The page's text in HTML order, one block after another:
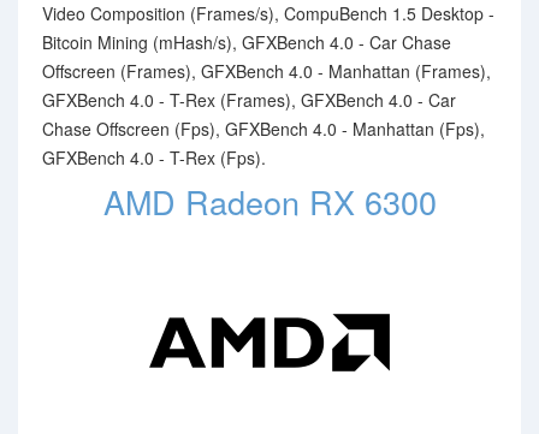
Video Composition (Frames/s), CompuBench 1.5 Desktop -
Bitcoin Mining (mHash/s), GFXBench 4.0 - Car Chase
Offscreen (Frames), GFXBench 4.0 - Manhattan (Frames),
GFXBench 4.0 - T-Rex (Frames), GFXBench 4.0 - Car
Chase Offscreen (Fps), GFXBench 4.0 - Manhattan (Fps),
GFXBench 4.0 - T-Rex (Fps).
AMD Radeon RX 6300